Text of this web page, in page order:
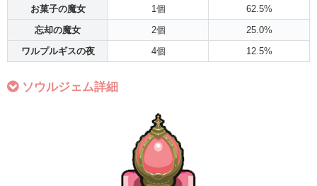
お菓子の魔女
1個
62.5%
忘却の魔女
2個
25.0%
ワルプルギスの夜
4個 12.5%
ソウルジェム詳細